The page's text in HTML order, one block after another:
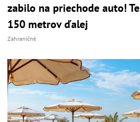
zabilo na priechode auto!
150 metrov ďalej
Zahraničné